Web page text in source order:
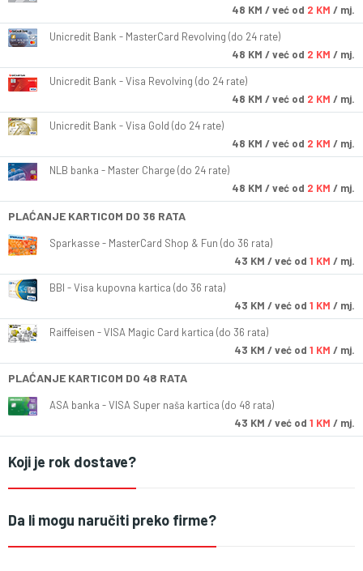
48 KM / već od 2 KM / mj.
Unicredit Bank - MasterCard Revolving (do 24 rate)
48 KM / već od 2 KM / mj.
Unicredit Bank - Visa Revolving (do 24 rate)
48 KM / već od 2 KM / mj.
Unicredit Bank - Visa Gold (do 24 rate)
48 KM / već od 2 KM / mj.
NLB banka - Master Charge (do 24 rate)
48 KM / već od 2 KM / mj.
PLAĆANJE KARTICOM DO 36 RATA
Sparkasse - MasterCard Shop & Fun (do 36 rata)
43 KM / već od 1 KM / mj.
BBI - Visa kupovna kartica (do 36 rata)
43 KM / već od 1 KM / mj.
Raiffeisen - VISA Magic Card kartica (do 36 rata)
43 KM / već od 1 KM / mj.
PLAĆANJE KARTICOM DO 48 RATA
ASA banka - VISA Super naša kartica (do 48 rata)
43 KM / već od 1 KM / mj.
Koji je rok dostave?
Da li mogu naručiti preko firme?